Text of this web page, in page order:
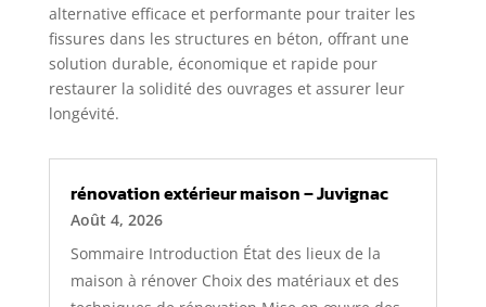
alternative efficace et performante pour traiter les
fissures dans les structures en béton, offrant une
solution durable, économique et rapide pour
restaurer la solidité des ouvrages et assurer leur
longévité.
rénovation extérieur maison – Juvignac
Août 4, 2026
Sommaire Introduction État des lieux de la
maison à rénover Choix des matériaux et des